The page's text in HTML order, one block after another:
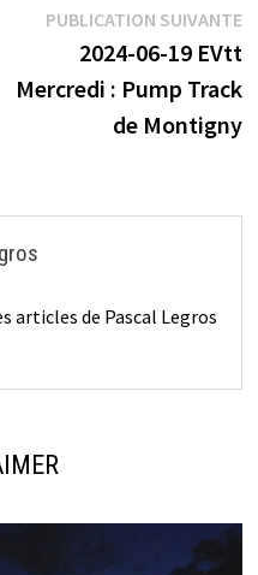
:
PUBLICATION SUIVANTE
2024-06-19 EVtt
Mercredi : Pump Track
de Montigny
articles de Pascal Legros